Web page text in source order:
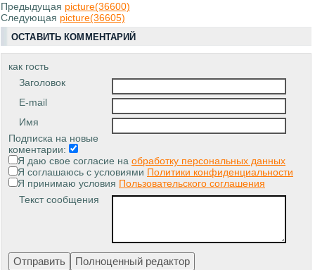
Предыдущая picture(36600)
Следующая picture(36605)
ОСТАВИТЬ КОММЕНТАРИЙ
как гость
Заголовок
E-mail
Имя
Подписка на новые
коментарии:
Я даю свое согласие на обработку персональных данных
Я соглашаюсь с условиями Политики конфиденциальности
Я принимаю условия Пользовательского соглашения
Текст сообщения